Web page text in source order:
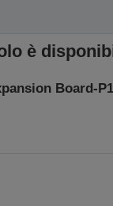
è
Board-